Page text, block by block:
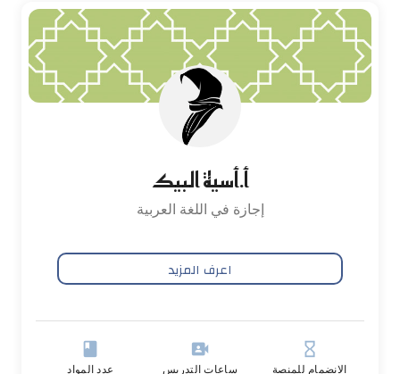
أ.أسية البيك
إجازة في اللغة العربية
اعرف المزيد
hourglass_empty
الانضمام للمنصة
video_camera_front
ساعات التدريس
book
عدد المواد